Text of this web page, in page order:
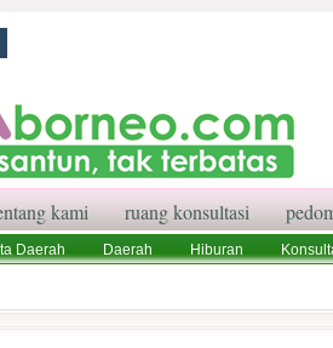
kami ruang konsultasi
Daerah Daerah Hiburan